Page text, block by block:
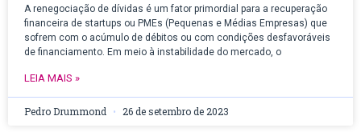
A renegociação de dívidas é um fator primordial para a recuperação
financeira de startups ou PMEs (Pequenas e Médias Empresas) que
sofrem com o acúmulo de débitos ou com condições desfavoráveis
de financiamento. Em meio à instabilidade do mercado, o
LEIA MAIS »
Pedro Drummond 26 de setembro de 2023